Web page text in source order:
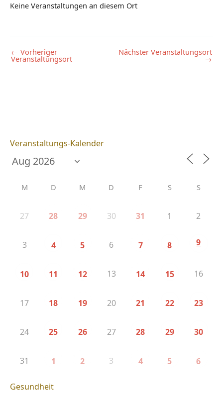
Keine Veranstaltungen an diesem Ort
← Vorheriger
Veranstaltungsort
Nächster Veranstaltungsort
→
Veranstaltungs-Kalender
M D M D F S S
27 28 29 30 31 1 2
3 4 5 6 7 8 9
10 11 12 13 14 15 16
17 18 19 20 21 22 23
24 25 26 27 28 29 30
31 1 2 3 4 5 6
Gesundheit